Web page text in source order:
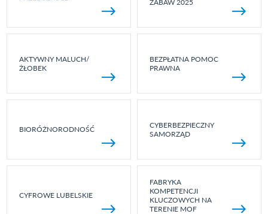
ZABAW 2025
AKTYWNY MALUCH/
ŻŁOBEK
BEZPŁATNA POMOC
PRAWNA
BIORÓŻNORODNOŚĆ
CYBERBEZPIECZNY
SAMORZĄD
CYFROWE LUBELSKIE
FABRYKA
KOMPETENCJI
KLUCZOWYCH NA
TERENIE MOF